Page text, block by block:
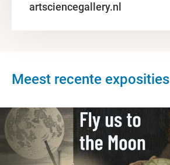
artsciencegallery.nl
Meest recente exposities